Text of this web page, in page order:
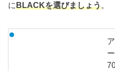
にBLACKを選びましょう。